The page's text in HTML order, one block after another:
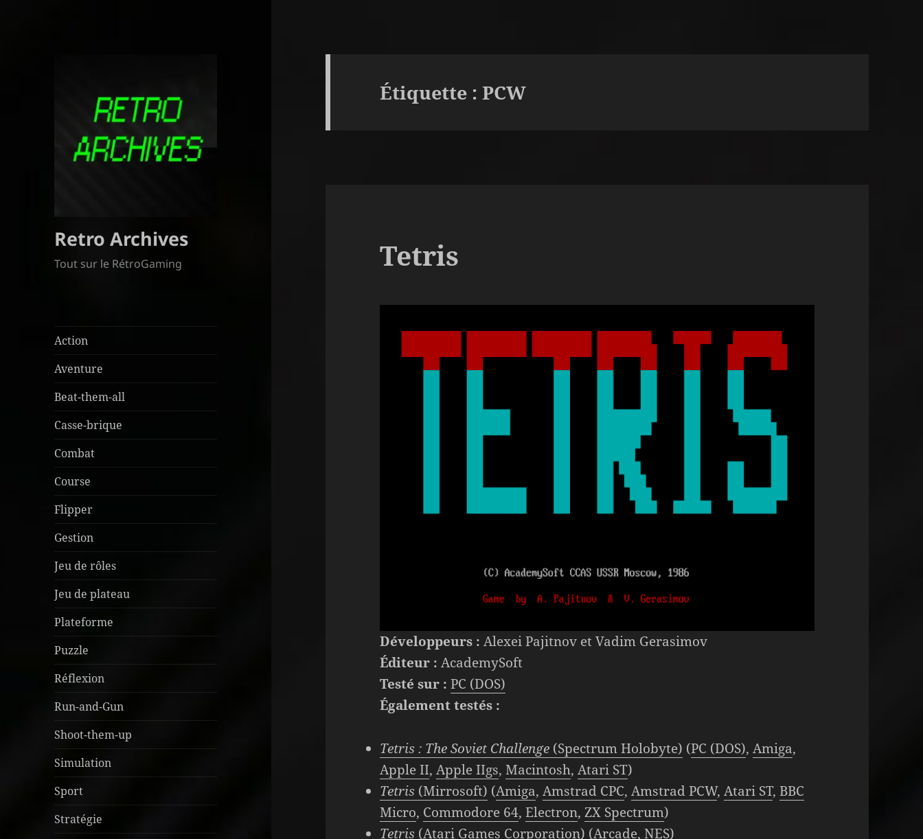
Retro Archives
Tout sur le RétroGaming
Action
Aventure
Beat-them-all
Casse-brique
Combat
Course
Flipper
Gestion
Jeu de rôles
Jeu de plateau
Plateforme
Puzzle
Réflexion
Run-and-Gun
Shoot-them-up
Simulation
Sport
Stratégie
Étiquette :PCW
Tetris
Développeurs : Alexei Pajitnov et Vadim Gerasimov
Éditeur : AcademySoft
Testé sur : PC (DOS)
Également testés :
Tetris : The Soviet Challenge (Spectrum Holobyte) (PC (DOS),Amiga,
Apple II,Apple IIgs,Macintosh,Atari ST)
Tetris (Mirrosoft) (Amiga,Amstrad CPC,Amstrad PCW,Atari ST,BBC
Micro, Commodore 64,Electron,ZX Spectrum)
Tetris (Atari Games Corporation) (Arcade,NES)